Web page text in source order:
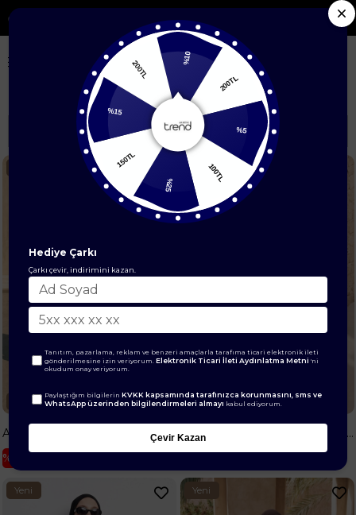
AVENNA
Filtreleme
Sıralama
24 Saatte Kargo
Avenna File Detaylı Fermuarlı Cepli Pantolonlu İkili Takım 26YA632 İndigo
%40
24 Saatte Kargo
Yeni
Ürün
Doğal Kumaş Kuşaklı Cepli Beli Kuşaklı Kolyeli Kimono Taş 26YA511
Yeni
Yeni
Ürün
%10
200TL
%5
100TL
%25
150TL
%15
200TL
Hediye Çarkı
Çarkı çevir, indirimini kazan.
Tanıtım, pazarlama, reklam ve benzeri amaçlarla tarafıma ticari elektronik ileti
gönderilmesine izin veriyorum.Elektronik Ticari İleti Aydınlatma Metni 'ni
okudum onay veriyorum.
Paylaştığım bilgilerinKVKK kapsamında tarafınızca korunmasını, sms ve
WhatsApp üzerinden bilgilendirmeleri almayı kabul ediyorum.
Çevir Kazan